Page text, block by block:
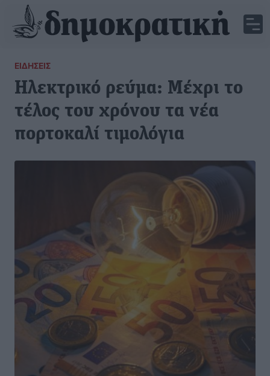
ΕΙΔΉΣΕΙΣ
Ηλεκτρικό ρεύμα: Μέχρι το
τέλος του χρόνου τα νέα
πορτοκαλί τιμολόγια